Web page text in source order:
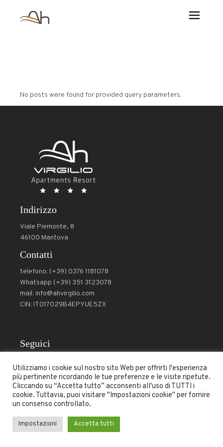
No posts were found for provided query parameters.
Indirizzo
Viale Piemonte, 8
46100 Mantova
Contatti
telefono: (+39) 0376 1181078
Whatsapp (+39) 351 3123078
mail: info@ahvirgilio.com
CIN: IT017029B4EPYUE5ZX
Seguici
Condizioni-Politica di cancellazione- Copyright © 2024 -
All Rights Reserved –
Utilizziamo i cookie sul nostro sito Web per offrirti l'esperienza
più pertinente ricordando le tue preferenze e le visite ripetute.
Cliccando su “Accetta tutto” acconsenti all'uso di TUTTI i
cookie. Tuttavia, puoi visitare "Impostazioni cookie" per fornire
un consenso controllato.
Impostazioni Accetta tutti